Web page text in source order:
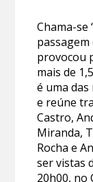
Chama-se
provocou
mais de
é uma
e reúne
Castro,
Miranda,
Rocha e
ser vistas
20h00, no